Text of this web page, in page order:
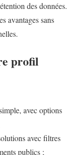
des données.
avantages sans
profil
avec options
avec filtres
publics ;